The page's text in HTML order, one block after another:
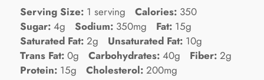
Serving Size: 1 serving Calories: 350
Sugar: 4g Sodium: 350mg Fat: 15g
Saturated Fat: 2g Unsaturated Fat: 10g
Trans Fat: 0g Carbohydrates: 40g Fiber: 2g
Protein: 15g Cholesterol: 200mg